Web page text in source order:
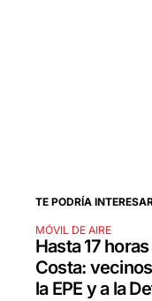
TE PODRÍA
MÓVIL DE AIRE
Hasta 17
Costa:
la EPE y a la